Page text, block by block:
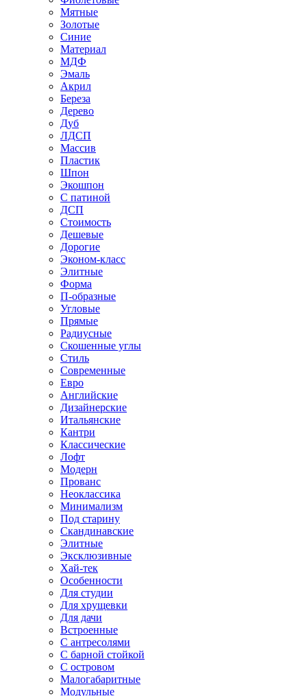
Мятные
Золотые
Синие
Материал
МДФ
Эмаль
Акрил
Береза
Дерево
Дуб
ЛДСП
Массив
Пластик
Шпон
Экошпон
С патиной
ДСП
Стоимость
Дешевые
Дорогие
Эконом-класс
Элитные
Форма
П-образные
Угловые
Прямые
Радиусные
Скошенные углы
Стиль
Современные
Евро
Английские
Дизайнерские
Итальянские
Кантри
Классические
Лофт
Модерн
Прованс
Неоклассика
Минимализм
Под старину
Скандинавские
Элитные
Эксклюзивные
Хай-тек
Особенности
Для студии
Для хрущевки
Для дачи
Встроенные
С антресолями
С барной стойкой
С островом
Малогабаритные
Модульные